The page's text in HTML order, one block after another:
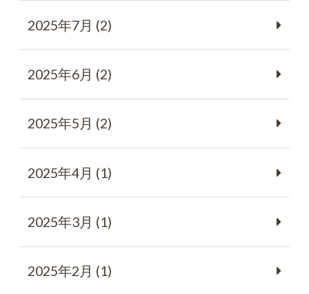
2025年7月 (2)
2025年6月 (2)
2025年5月 (2)
2025年4月 (1)
2025年3月 (1)
2025年2月 (1)